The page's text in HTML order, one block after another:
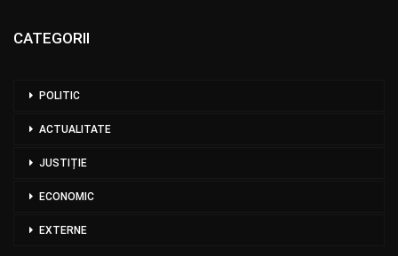
CATEGORII
POLITIC
ACTUALITATE
JUSTIȚIE
ECONOMIC
EXTERNE